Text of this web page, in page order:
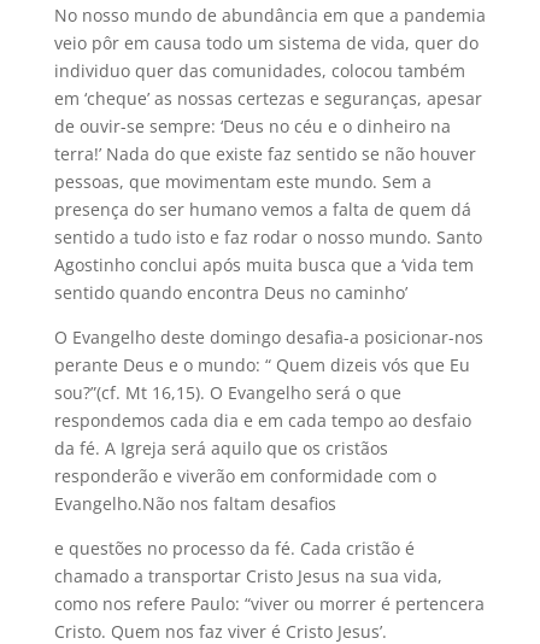
No nosso mundo de abundância em que a pandemia
veio pôr em causa todo um sistema de vida, quer do
individuo quer das comunidades, colocou também
em ‘cheque’ as nossas certezas e seguranças, apesar
de ouvir-se sempre: ‘Deus no céu e o dinheiro na
terra!’ Nada do que existe faz sentido se não houver
pessoas, que movimentam este mundo. Sem a
presença do ser humano vemos a falta de quem dá
sentido a tudo isto e faz rodar o nosso mundo. Santo
Agostinho conclui após muita busca que a ‘vida tem
sentido quando encontra Deus no caminho’
O Evangelho deste domingo desafia-a posicionar-nos
perante Deus e o mundo: “ Quem dizeis vós que Eu
sou?”(cf. Mt 16,15). O Evangelho será o que
respondemos cada dia e em cada tempo ao desfaio
da fé. A Igreja será aquilo que os cristãos
responderão e viverão em conformidade com o
Evangelho.Não nos faltam desafios
e questões no processo da fé. Cada cristão é
chamado a transportar Cristo Jesus na sua vida,
como nos refere Paulo: “viver ou morrer é pertencera
Cristo. Quem nos faz viver é Cristo Jesus’.